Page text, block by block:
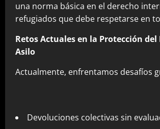
una norma básica en el derecho
refugiados que debe respetarse en
Retos Actuales en la Protección del
Asilo
Actualmente, enfrentamos desafíos
Devoluciones colectivas sin